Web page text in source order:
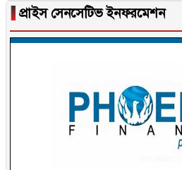
▐ প্রাইস সেনসেটিভ ইনফরমেশন